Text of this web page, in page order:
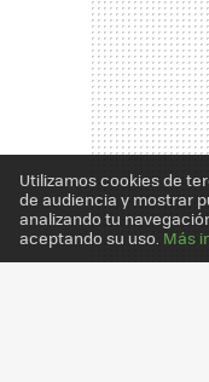
Utilizamos cookies de
de audiencia y mostrar
analizando tu
aceptando su uso. Más